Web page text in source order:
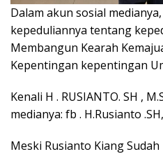
Dalam akun sosial
kepeduliannya tentang
Membangun Kearah
Kepentingan kepentingan
Kenali H . RUSIANTO. SH ,
medianya: fb . H.Rusianto
Meski Rusianto Kiang